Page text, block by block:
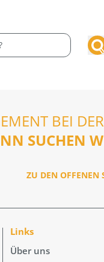
BEI
SUCHEN
ZU DEN OFFENEN
Links
Über uns